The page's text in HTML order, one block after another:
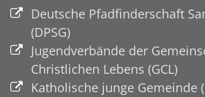
Deutsche Pfadfinderschaft
(DPSG)
Jugendverbände der
Christlichen Lebens (GCL)
Katholische junge Gemeinde